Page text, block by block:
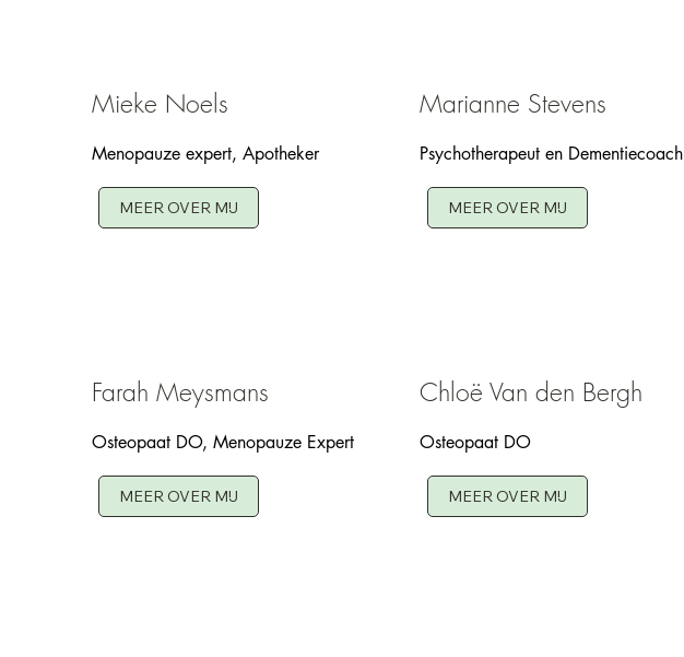
Mieke Noels
Menopauze expert, Apotheker
MEER OVER MIJ
Marianne Stevens
Psychotherapeut en Dementiecoach
MEER OVER MIJ
Farah Meysmans
Osteopaat DO, Menopauze Expert
MEER OVER MIJ
Chloë Van den Bergh
Osteopaat DO
MEER OVER MIJ